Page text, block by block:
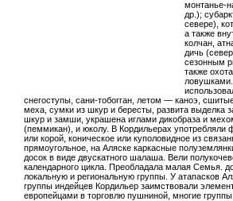
монтанье-
др.);
севере),
а также
колчан,
дичь
сезонным
также
ловушками.
снегоступы, сани-тобогган, летом — каноэ,
меха, сумки из шкур и бересты, развита выделка
шкур и замши, украшена иглами дикобраза и
(пеммикан), и юколу. В Кордильерах
или корой, коническое или куполовидное из
прямоугольное, на Аляске каркасные
досок в виде двускатного шалаша. Вели
календарного цикла. Преобладала малая Семья.
локальную и региональную группы. У атапасков
группы индейцев Кордильер заимствовали
европейцами в торговлю пушниной, многие